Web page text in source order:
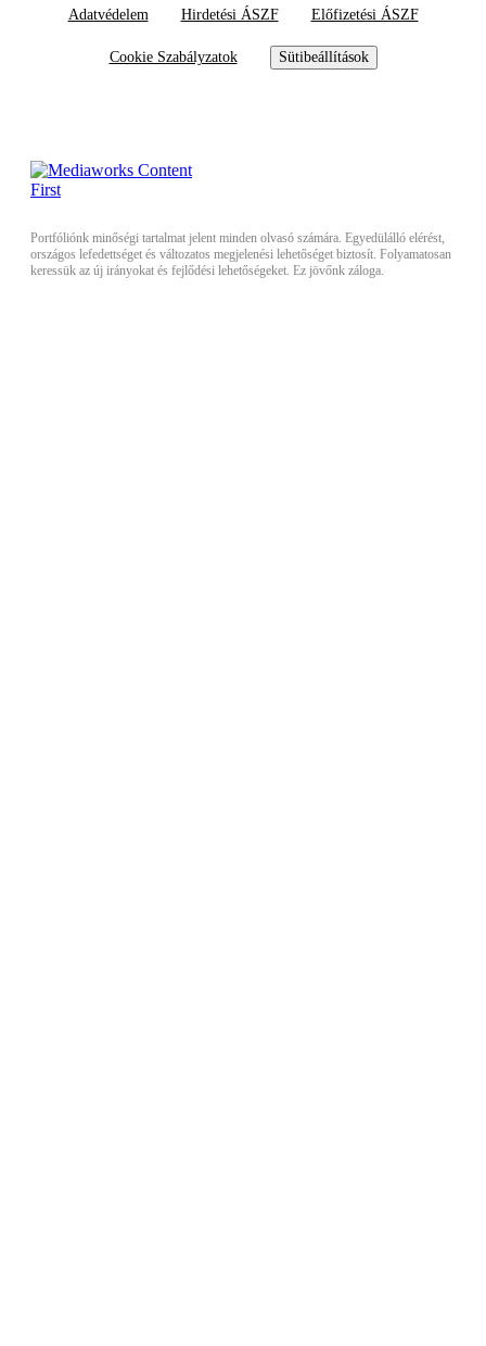
Adatvédelem Hirdetési ÁSZF Előfizetési ÁSZF
Cookie Szabályzatok Sütibeállítások
Portfóliónk minőségi tartalmat jelent minden olvasó számára. Egyedülálló elérést,
országos lefedettséget és változatos megjelenési lehetőséget biztosít. Folyamatosan
keressük az új irányokat és fejlődési lehetőségeket. Ez jövőnk záloga.